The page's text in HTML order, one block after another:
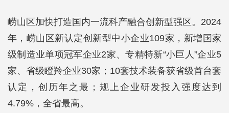
崂山区加快打造国内一流科产融合创新型强区。2024
年，崂山区新认定创新型中小企业109家，新增国家
级制造业单项冠军企业2家、专精特新“小巨人”企业5
家、省级瞪羚企业30家；10套技术装备获省级首台套
认定，创历年之最；规上企业研发投入强度达到
4.79%，全省最高。